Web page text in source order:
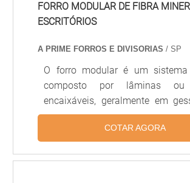
FORRO MODULAR DE FIBRA
ESCRITÓRIOS
A PRIME FORROS E DIVISORIAS / SP
O forro modular é um
composto por lâminas ou
encaixáveis, geralmente em
alumínio ou fibra mineral,
facilitar a instalação,
Proporciona acústica
COTAR AGORA